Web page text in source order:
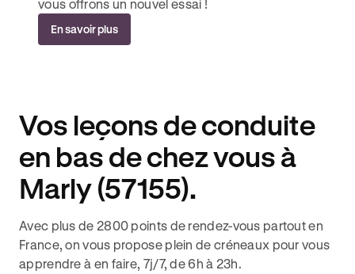
vous offrons un nouvel essai !
En savoir plus
Vos leçons de conduite
en bas de chez vous à
Marly (57155).
Avec plus de 2800 points de rendez-vous partout en
France, on vous propose plein de créneaux pour vous
apprendre à en faire, 7j/7, de 6h à 23h.